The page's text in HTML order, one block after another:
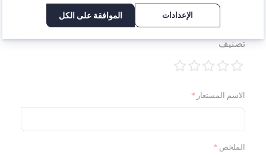
نجمة
نجوم
نجوم
نجوم
نجوم
تصنيف
نجمة
نجوم
نجوم
نجوم
نجوم
الاسم المستعار
الملخص
الإعدادات الموافقة على الكل